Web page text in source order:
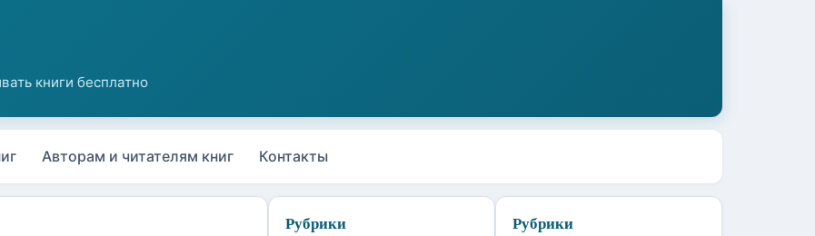
Авторам и читателям книг Контакты
Рубрики Рубрики